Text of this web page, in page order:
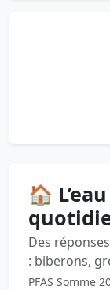
🏠
Des
: biberons,
PFAS Somme